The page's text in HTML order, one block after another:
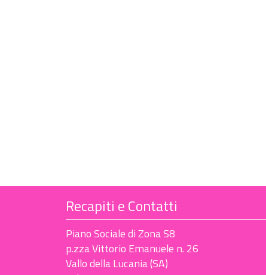
Recapiti e Contatti
Piano Sociale di Zona S8
p.zza Vittorio Emanuele n. 26
Vallo della Lucania (SA)